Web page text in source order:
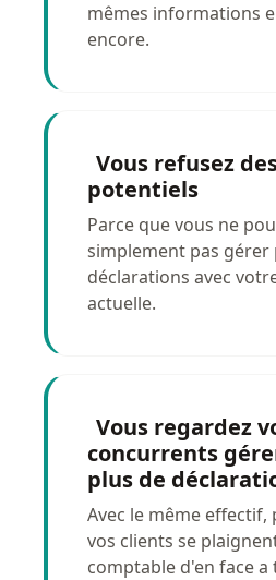
mêmes informations
encore.
Vous refusez
potentiels
Parce que vous ne
simplement pas gérer
déclarations avec
actuelle.
Vous regardez
concurrents
plus de
Avec le même effectif,
vos clients se
comptable d'en face